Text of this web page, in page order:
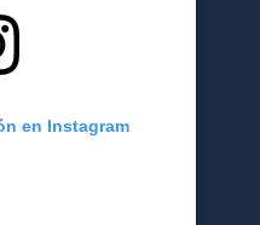
en Instagram